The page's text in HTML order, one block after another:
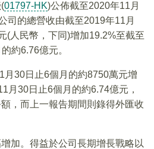
01797-HK)公佈截至2020年11月
司的總營收由截至2019年11月
(人民幣，下同)增加19.2%至截至
約6.76億元。
月30日止6個月的約8750萬元增
月30日止6個月的約6.74億元，
，而上一報告期間則錄得外匯收
加。得益於公司長期增長戰略以